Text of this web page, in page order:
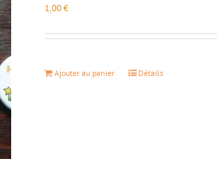
1,00€
Ajouter au panier Détails